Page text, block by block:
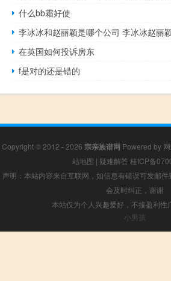
什么bb霜好使
李冰冰和赵丽颖是哪个公司 李冰冰赵丽
在英国如何投诉房东
f是对的还是错的
Copyright © 2012 - 2026 宗亲族谱网 Powered by
站地图 | 疑难解答 桂ICP备
声明：本站内容来自互联网，如信息有错误可发邮
会及时纠正，谢谢
本站仅为个人兴趣爱好，不接盈利性
小男孩